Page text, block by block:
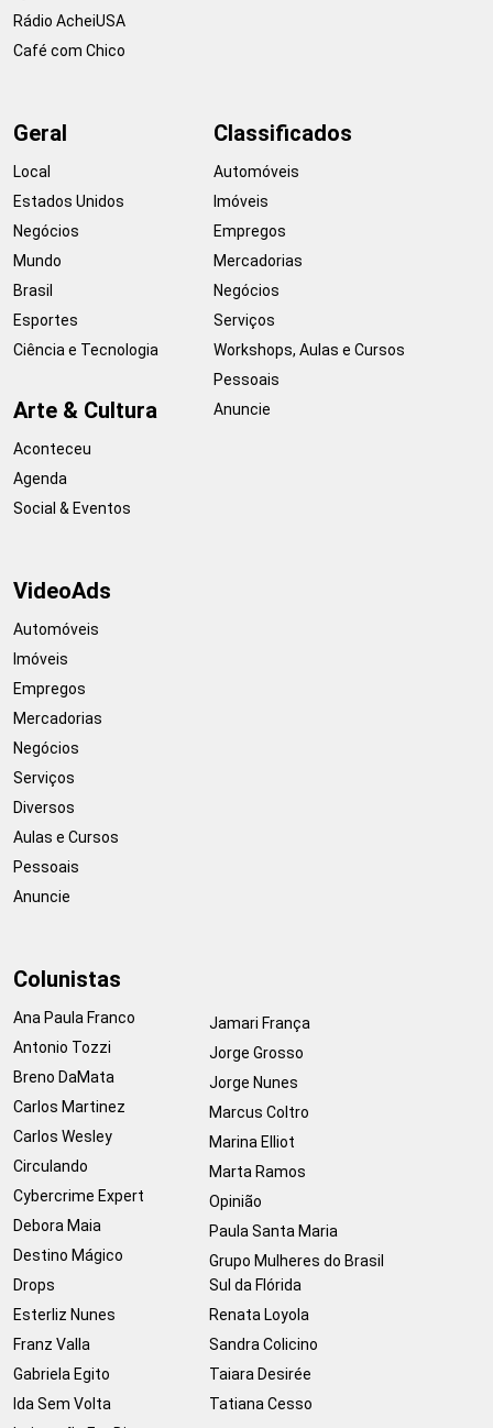
Rádio AcheiUSA
Café com Chico
Geral
Local
Estados Unidos
Negócios
Mundo
Brasil
Esportes
Ciência e Tecnologia
Arte & Cultura
Aconteceu
Agenda
Social & Eventos
Classificados
Automóveis
Imóveis
Empregos
Mercadorias
Negócios
Serviços
Workshops, Aulas e Cursos
Pessoais
Anuncie
VideoAds
Automóveis
Imóveis
Empregos
Mercadorias
Negócios
Serviços
Diversos
Aulas e Cursos
Pessoais
Anuncie
Colunistas
Ana Paula Franco
Antonio Tozzi
Breno DaMata
Carlos Martinez
Carlos Wesley
Circulando
Cybercrime Expert
Debora Maia
Destino Mágico
Drops
Esterliz Nunes
Franz Valla
Gabriela Egito
Ida Sem Volta
Jamari França
Jorge Grosso
Jorge Nunes
Marcus Coltro
Marina Elliot
Marta Ramos
Opinião
Paula Santa Maria
Grupo Mulheres do Brasil
Sul da Flórida
Renata Loyola
Sandra Colicino
Taiara Desirée
Tatiana Cesso